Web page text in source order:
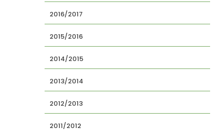
2016/2017
2015/2016
2014/2015
2013/2014
2012/2013
2011/2012